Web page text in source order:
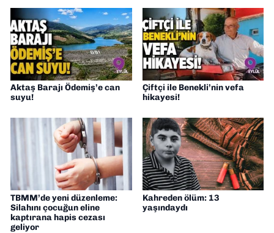
Aktaş Barajı Ödemiş’e can
suyu!
Çiftçi ile Benekli’nin vefa
hikayesi!
TBMM’de yeni düzenleme:
Silahını çocuğun eline
kaptırana hapis cezası
geliyor
Kahreden ölüm: 13
yaşındaydı